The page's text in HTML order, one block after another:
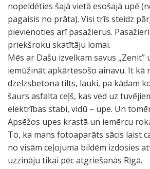
nopeldēties šajā vietā esošajā upē
pagaisis no prāta). Visi trīs steidz
pievienoties arī pasažierus.
priekšroku skatītāju lomai.
Mēs ar Dašu izvelkam savus „Zenit”
iemūžināt apkārtesošo ainavu. It kā
dzelzsbetona tilts, lauki, pa kādam
šaurs asfalta ceļš, kas ved uz
elektrības stabi, vidū – upe. Un
Apsēžos upes krastā un iemērcu
To, ka mans fotoaparāts sācis laist
no visām ceļojuma bildēm izdosies
uzzināju tikai pēc atgriešanās Rīgā.